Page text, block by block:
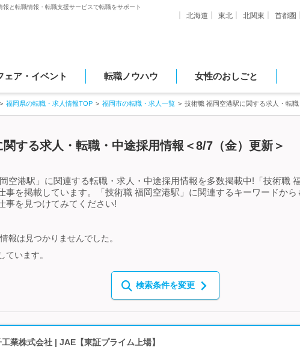
と転職情報・転職支援サービスで転職をサポート
北海道 東北 北関東 首都圏
ェア・イベント 転職ノウハウ 女性のおしごと
福岡県の転職・求人情報TOP 福岡市の転職・求人一覧 技術職 福岡空港駅に関する求人・転
する求人・転職・中途採用情報＜8/7（金）更新＞
空港駅」に関連する転職・求人・中途採用情報を多数掲載中!「技術職
事を掲載しています。「技術職 福岡空港駅」に関連するキーワードか
事を見つけてみてください!
報は見つかりませんでした。
ています。
検索条件を変更
業株式会社 | JAE【東証プライム上場】